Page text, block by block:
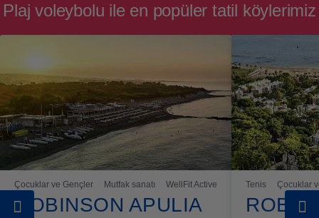
Plaj voleybolu ile en popüler tatil köylerimiz
Çocuklar ve Gençler Mutfak sanatı WellFit Active
ROBINSON APULIA
Tenis Çocuklar